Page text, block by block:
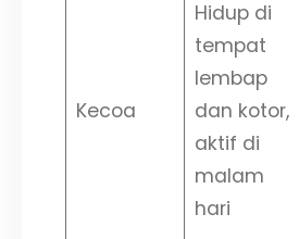
Kecoa
Hidup di
tempat
lembap
dan kotor,
aktif di
malam
hari